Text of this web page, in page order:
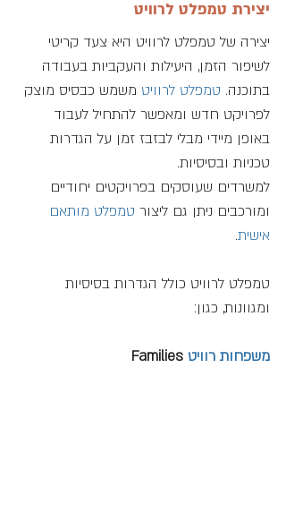
יצירת טמפלט לרוויט
יצירה של טמפלט לרוויט היא צעד קריטי
לשיפור הזמן, היעילות והעקביות בעבודה
בתוכנה. טמפלט לרוויט משמש כבסיס מוצק
לפרויקט חדש ומאפשר להתחיל לעבוד
באופן מיידי מבלי לבזבז זמן על הגדרות
טכניות ובסיסיות.
למשרדים שעוסקים בפרויקטים יחודיים
ומורכבים ניתן גם ליצור טמפלט מותאם
אישית.
טמפלט לרוויט כולל הגדרות בסיסיות
ומגוונות, כגון:
משפחות רוויט